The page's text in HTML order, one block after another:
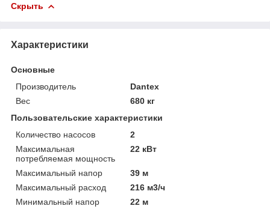
Скрыть
Характеристики
Основные
Производитель
Dantex
Вес
680 кг
Пользовательские характеристики
Количество насосов
2
Максимальная
потребляемая мощность
22 кВт
Максимальный напор
39 м
Максимальный расход
216 м3/ч
Минимальный напор
22 м